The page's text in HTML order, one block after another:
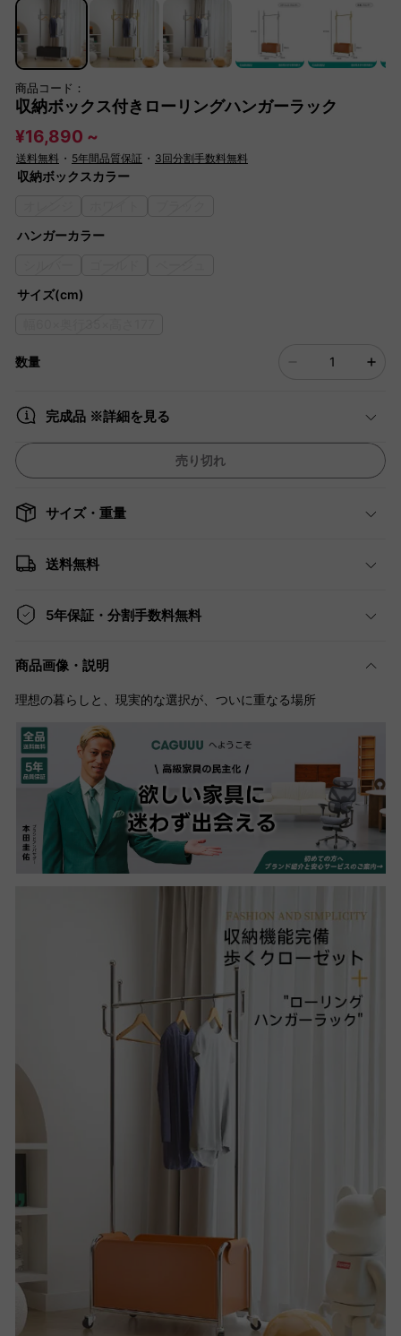
商品コード：
収納ボックス付きローリングハンガーラック
¥16,890 ~
送料無料 ・ 5年間品質保証 ・ 3回分割手数料無料
収納ボックスカラー
ハンガーカラー
サイズ(cm)
数量
完成品 ※詳細を見る
売り切れ
サイズ・重量
送料無料
5年保証・分割手数料無料
商品画像・説明
理想の暮らしと、現実的な選択が、ついに重なる場所